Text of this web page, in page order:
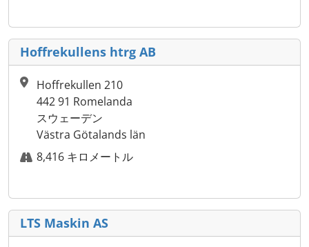
Hoffrekullens htrg AB
Hoffrekullen 210
442 91 Romelanda
スウェーデン
Västra Götalands län
8,416 キロメートル
LTS Maskin AS